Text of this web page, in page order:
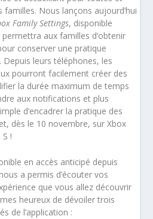
familles. Nous lançons aujourd’hui
Family Settings, disponible
permettra aux familles d’obtenir
conserver une pratique
Depuis leurs téléphones, les
pourront facilement créer des
la durée maximum de temps
aux notifications et plus
d’encadrer la pratique des
dès le 10 novembre, sur Xbox
!
en accès anticipé depuis
a permis d’écouter vos
que vous allez découvrir
heureux de dévoiler trois
de l’application :